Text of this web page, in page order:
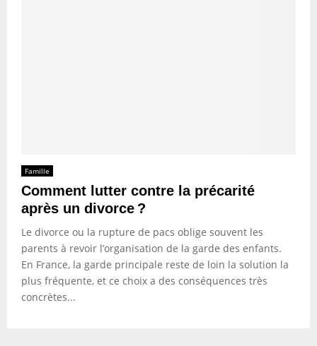
Famille
Comment lutter contre la précarité
après un divorce ?
Le divorce ou la rupture de pacs oblige souvent les
parents à revoir l’organisation de la garde des enfants.
En France, la garde principale reste de loin la solution la
plus fréquente, et ce choix a des conséquences très
concrètes...